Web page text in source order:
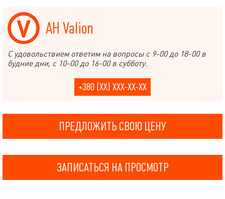
АН Valion
С удовольствием ответим на вопросы с 9-00 до 18-00 в
будние дни, с 10-00 до 16-00 в субботу.
+380 (XX) XXX-XX-XX
ПРЕДЛОЖИТЬ СВОЮ ЦЕНУ
ЗАПИСАТЬСЯ НА ПРОСМОТР